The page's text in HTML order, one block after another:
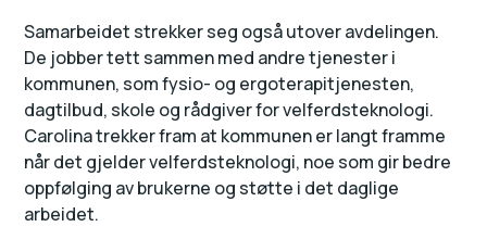
Samarbeidet strekker seg også utover avdelingen.
De jobber tett sammen med andre tjenester i
kommunen, som fysio- og ergoterapitjenesten,
dagtilbud, skole og rådgiver for velferdsteknologi.
Carolina trekker fram at kommunen er langt framme
når det gjelder velferdsteknologi, noe som gir bedre
oppfølging av brukerne og støtte i det daglige
arbeidet.